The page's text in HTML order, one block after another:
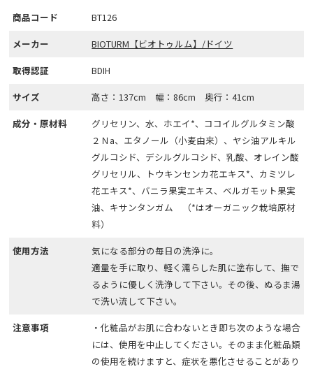
商品コード
BT126
メーカー
BIOTURM【ビオトゥルム】/ドイツ
取得認証
BDIH
サイズ
高さ：137cm 幅：86cm 奥行：41cm
成分・原材料
グリセリン、水、ホエイ*、ココイルグルタミン酸
２Ｎa、エタノール（小麦由来）、ヤシ油アルキル
グルコシド、デシルグルコシド、乳酸、オレイン酸
グリセリル、トウキンセンカ花エキス*、カミツレ
花エキス*、バニラ果実エキス、ベルガモット果実
油、キサンタンガム （*はオーガニック栽培原材
料）
使用方法
気になる部分の毎日の洗浄に。
適量を手に取り、軽く濡らした肌に塗布して、撫で
るように優しく洗浄して下さい。その後、ぬるま湯
で洗い流して下さい。
注意事項
・化粧品がお肌に合わないとき即ち次のような場合
には、使用を中止してください。そのまま化粧品類
の使用を続けますと、症状を悪化させることがあり